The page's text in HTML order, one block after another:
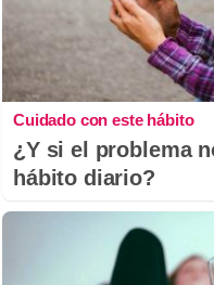
Cuidado con este hábito
¿Y si el problema
hábito diario?